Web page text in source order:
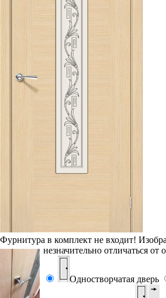
Фурнитура в комплект не входит!
незначительно отличаться от
Одностворчатая дверь